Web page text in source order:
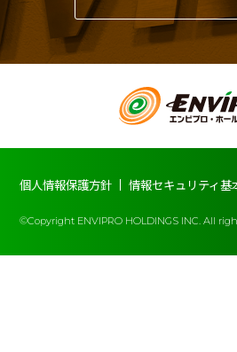
個人情報保護方針 情報セキュリティ基
©Copyright ENVIPRO HOLDINGS INC. All